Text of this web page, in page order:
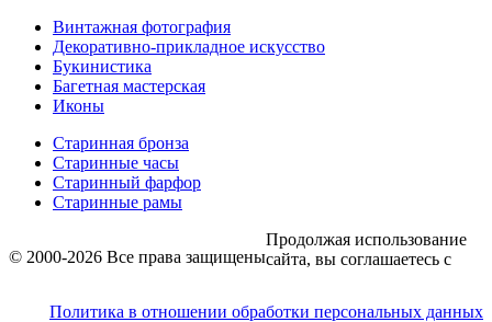
Винтажная фотография
Декоративно-прикладное искусство
Букинистика
Багетная мастерская
Иконы
Старинная бронза
Старинные часы
Старинный фарфор
Старинные рамы
© 2000-2026 Все права защищены
Политика в отношении обработки персональных данных
Продолжая использование
сайта, вы соглашаетесь с